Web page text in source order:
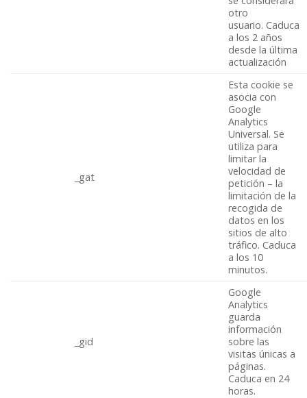
otro
usuario. Caduca
a los 2 años
desde la última
actualización
_gat
Esta cookie se
asocia con
Google
Analytics
Universal. Se
utiliza para
limitar la
velocidad de
petición – la
limitación de la
recogida de
datos en los
sitios de alto
tráfico. Caduca
a los 10
minutos.
_gid
Google
Analytics
guarda
información
sobre las
visitas únicas a
páginas.
Caduca en 24
horas.